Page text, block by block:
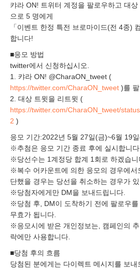
캬라 ON! 트위터 계정을 팔로우하고 대
으로 5 명에게
「이벤트 한정 특전 브로마이드(전 4종)
합니다!
■응모 방법
twitter에서 신청하십시오.
1. 캬라 ON! @CharaON_tweet (
https://twitter.com/CharaON_tweet )를
2. 대상 트윗을 리트윗 (
https://twitter.com/CharaON_tweet/
2 )
응모 기간:2022년 5월 27일(금)~6월 19
※추첨은 응모 기간 종료 후에 실시합니
※당선수는 1계정당 합계 1회로 하겠습니
※복수 어카운트에 의한 응모의 경우에서
단했을 경우는 당선을 취소하는 경우가
※당첨자에게만 DM을 보내드립니다.
※당첨 후, DM이 도착하기 전에 팔로우
무효가 됩니다.
※응모시에 받은 개인정보는, 캠페인의
락에만 사용합니다.
■당첨 후의 흐름
당첨된 분에게는 다이렉트 메시지를 보